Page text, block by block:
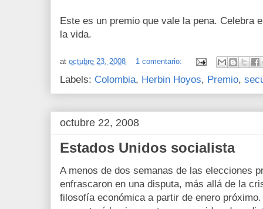
Este es un premio que vale la pena. Celebra
la vida.
at octubre 23, 2008 1 comentario:
Labels: Colombia, Herbin Hoyos, Premio,
octubre 22, 2008
Estados Unidos socialista
A menos de dos semanas de las elecciones
enfrascaron en una disputa, más allá de la
filosofía económica a partir de enero